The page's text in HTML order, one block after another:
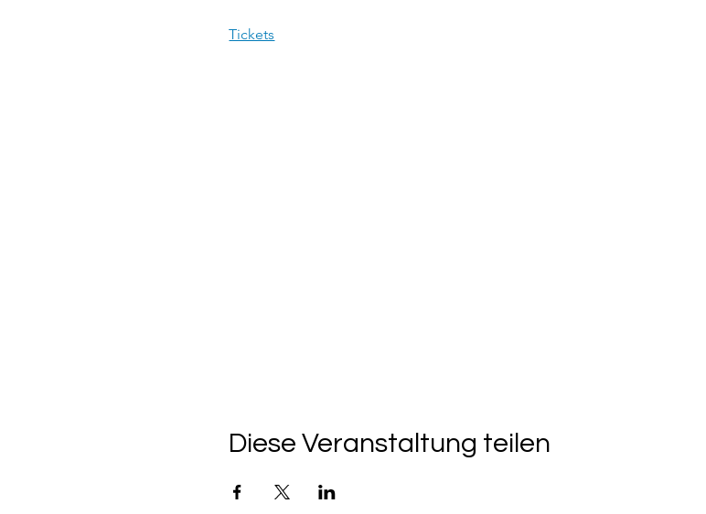
Tickets
Diese Veranstaltung teilen